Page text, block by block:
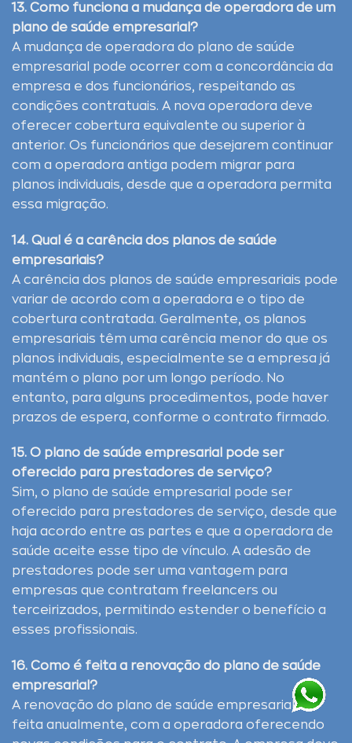
13. Como funciona a mudança de operadora de um
plano de saúde empresarial?
A mudança de operadora do plano de saúde
empresarial pode ocorrer com a concordância da
empresa e dos funcionários, respeitando as
condições contratuais. A nova operadora deve
oferecer cobertura equivalente ou superior à
anterior. Os funcionários que desejarem continuar
com a operadora antiga podem migrar para
planos individuais, desde que a operadora permita
essa migração.
14. Qual é a carência dos planos de saúde
empresariais?
A carência dos planos de saúde empresariais pode
variar de acordo com a operadora e o tipo de
cobertura contratada. Geralmente, os planos
empresariais têm uma carência menor do que os
planos individuais, especialmente se a empresa já
mantém o plano por um longo período. No
entanto, para alguns procedimentos, pode haver
prazos de espera, conforme o contrato firmado.
15. O plano de saúde empresarial pode ser
oferecido para prestadores de serviço?
Sim, o plano de saúde empresarial pode ser
oferecido para prestadores de serviço, desde que
haja acordo entre as partes e que a operadora de
saúde aceite esse tipo de vínculo. A adesão de
prestadores pode ser uma vantagem para
empresas que contratam freelancers ou
terceirizados, permitindo estender o benefício a
esses profissionais.
16. Como é feita a renovação do plano de saúde
empresarial?
A renovação do plano de saúde empresarial é
feita anualmente, com a operadora oferecendo